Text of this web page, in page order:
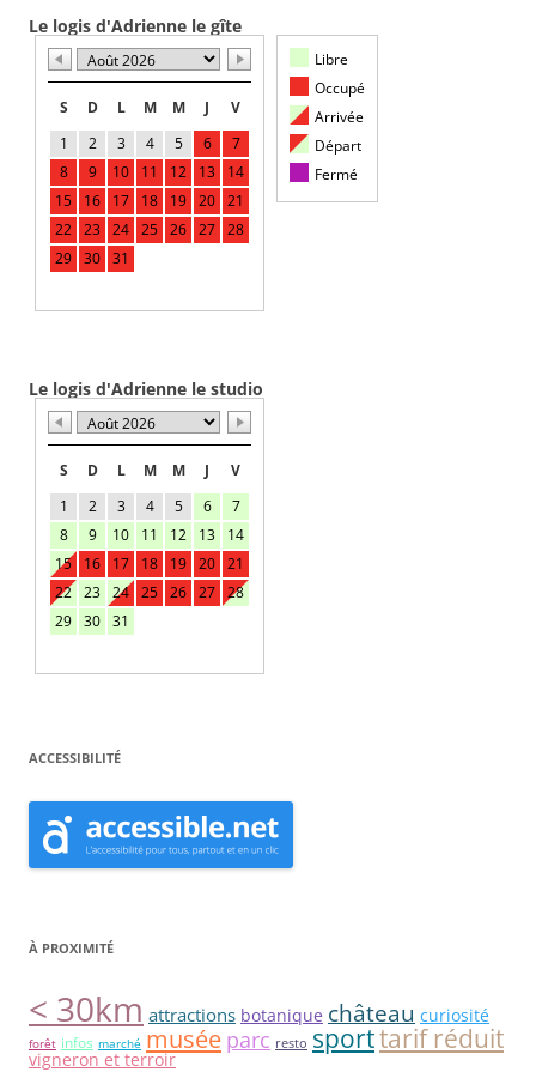
Le logis d'Adrienne le gîte
S D L M M J
V
1
2 3 4 5 6
7
8
9 10 11 12 13
14
15
16 17 18 19 20 21
22 23 24 25 26 27 28
29 30 31
Libre
Occupé
Arrivée
Départ
Fermé
Le logis d'Adrienne le studio
S D L M M J
V
1
2 3 4 5 6
7
8
9 10 11 12 13
14
15
16 17 18 19 20 21
22 23 24 25 26 27 28
29 30 31
ACCESSIBILITÉ
À PROXIMITÉ
< 30km attractions botanique château curiosité
forêt infos marché musée parc resto sporttarif réduit
vigneron et terroir